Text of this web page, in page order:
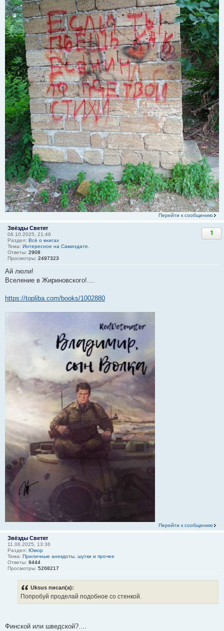
Перейти к сообщению
Звёзды Светят
06.10.2025, 21:46
Раздел: Всё о книгах
Тема: Интересное на Самиздате.
Ответы: 2908
Просмотры: 2497323
1
Ай люли!
Вселение в Жириновского!....
https://topliba.com/books/1002880
Перейти к сообщению
Звёзды Светят
11.06.2025, 13:36
Раздел: Юмор
Тема: Приличные анекдоты, шутки и прочее
Ответы: 9444
Просмотры: 5268217
Uksus писал(а):
Попробуй проделай подобное со стенкой.
Финской или шведской?....